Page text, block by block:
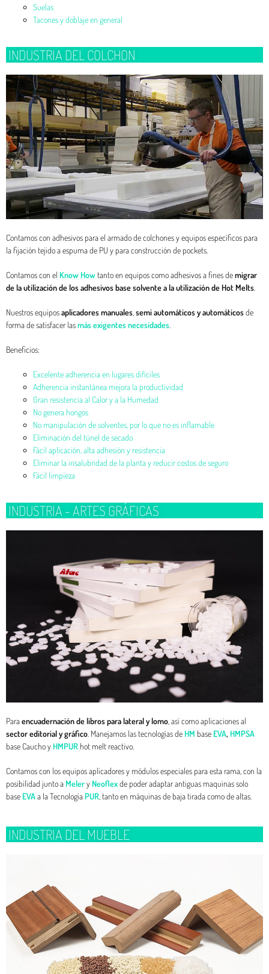
Suelas
Tacones y doblaje en general
INDUSTRIA DEL COLCHON
Contamos con adhesivos para el armado de colchones y equipos específicos para
la fijación tejido a espuma de PU y para construcción de pockets.
Contamos con el Know Howtanto en equipos como adhesivos a fines demigrar
de la utilización de los adhesivos base solvente a la utilización de Hot Melts
Nuestros equiposaplicadores manuales semi automáticos y automáticosde
forma de satisfacer lasmás exigentes necesidades
Beneficios:
Excelente adherencia en lugares difíciles
Adherencia instantánea mejora la productividad
Gran resistencia al Calor y a la Humedad
No genera hongos
No manipulación de solventes, por lo que no es inflamable
Eliminación del túnel de secado
Fácil aplicación, alta adhesión y resistencia
Eliminar la insalubridad de la planta y reducir costos de seguro
Fácil limpieza
INDUSTRIA - ARTES GRÁFICAS
Paraencuadernación de libros para lateral y lomo , así como aplicaciones al
sector editorial y gráfico . Manejamos las tecnologías de HM base EVA, HMPSA
base Caucho y HMPUR hot melt reactivo.
Contamos con los equipos aplicadores y módulos especiales para esta rama, con la
posibilidad junto a Melery Neoflexde poder adaptar antiguas maquinas solo
base EVAa la Tecnología PUR , tanto en máquinas de baja tirada como de altas.
INDUSTRIA DEL MUEBLE